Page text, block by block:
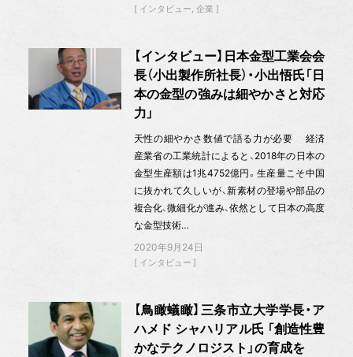
インタビュー 企業
【インタビュー】日本金型工業会会
長（小出製作所社長）・小出悟氏「日
本の金型の強みは細やかさと対応
力」
天性の細やかさ数値で語る力が必要 経済
産業省の工業統計によると、2018年の日本の
金型生産額は1兆4752億円。生産量こそ中国
に抜かれて久しいが、新素材の登場や部品の
複合化、微細化が進み、依然として日本の高度
な金型技術…
2020年9月24日
インタビュー
【鳥瞰蟻瞰】三条市立大学学長・ア
ハメド シャハリアル氏 「創造性豊
かなテクノロジスト」の育成を